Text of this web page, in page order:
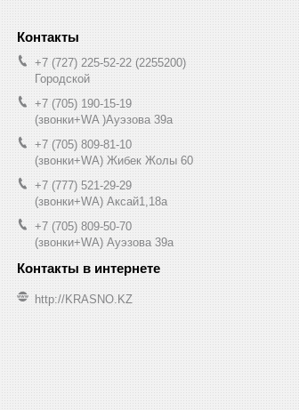
+7 (727) 225-52-22 2255200
Городской
+7 (705) 190-15-19
(звонки+WA )Ауэзова 39а
+7 (705) 809-81-10
(звонки+WA) Жибек Жолы 60
+7 (777) 521-29-29
(звонки+WA) Аксай1,18а
+7 (705) 809-50-70
(звонки+WA) Ауэзова 39а
http://KRASNO.KZ